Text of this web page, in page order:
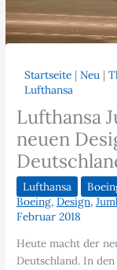
Startseite |Neu |
Lufthansa
Lufthansa
neuen
Lufthansa
Boeing,Design,
Februar 2018
Heute macht der
Deutschland. In